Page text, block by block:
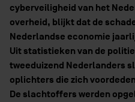
cyberveiligheid van het
overheid, blijkt dat de
Nederlandse economie
Uit statistieken van de
tweeduizend Nederlanders
oplichters die zich
De slachtoffers werden